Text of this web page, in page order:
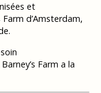
et
d’Amsterdam,
Barney’s Farm a la